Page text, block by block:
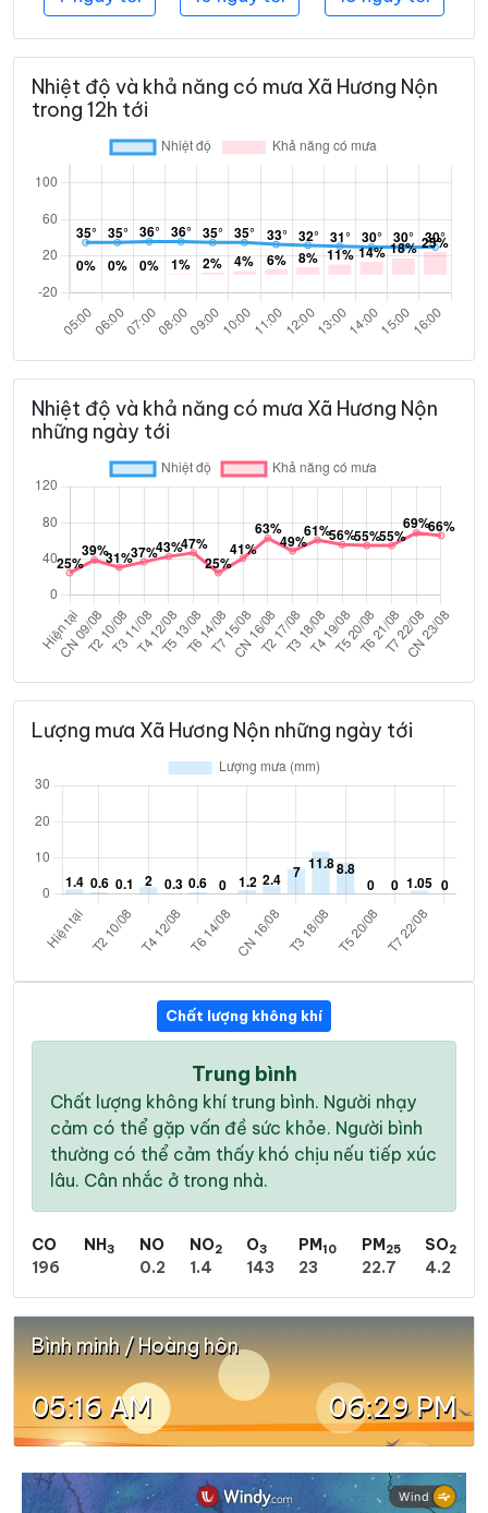
Nhiệt độ và khả năng có mưa Xã Hương Nộn
trong 12h tới
Nhiệt độ và khả năng có mưa Xã Hương Nộn
những ngày tới
Lượng mưa Xã Hương Nộn những ngày tới
Chất lượng không khí
Trung bình
Chất lượng không khí trung bình. Người nhạy
cảm có thể gặp vấn đề sức khỏe. Người bình
thường có thể cảm thấy khó chịu nếu tiếp xúc
lâu. Cân nhắc ở trong nhà.
CO
196
NH3
NO
0.2
NO2
1.4
O3
143
PM10
23
PM25
22.7
SO2
4.2
Bình minh / Hoàng hôn
05:16 AM 06:29 PM